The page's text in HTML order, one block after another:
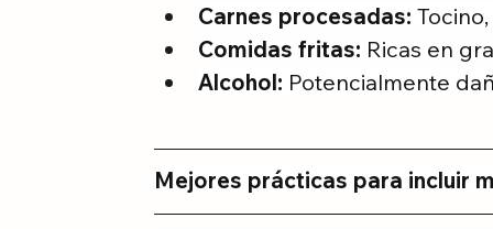
Carnes procesadas:
Comidas fritas: Ricas en
Alcohol: Potencialmente
Mejores prácticas para incluir